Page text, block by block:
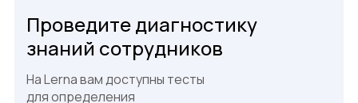
Проведите диагностику
знаний сотрудников
На Lerna вам доступны тесты
для определения